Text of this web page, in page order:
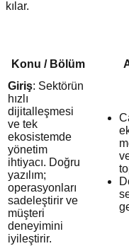
kılar.
Konu / Bölüm
Giriş: Sektörün
hızlı
dijitalleşmesi
ve tek
ekosistemde
yönetim
ihtiyacı. Doğru
yazılım;
operasyonları
sadeleştirir ve
müşteri
deneyimini
iyileştirir.